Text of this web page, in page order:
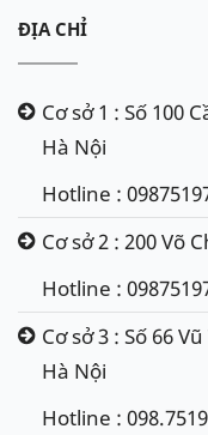
ĐỊA CHỈ
Cơ sở 1 : Số 100
Hà Nội
Hotline :
Cơ sở 2 : 200 Võ
Hotline :
Cơ sở 3 : Số 66
Hà Nội
Hotline :